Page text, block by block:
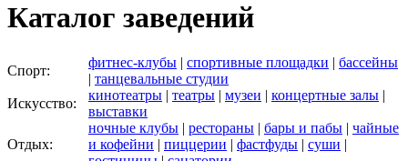
Каталог заведений
Спорт:
фитнес-клубы | спортивные площадки | бассейны
| танцевальные студии
Искусство:
кинотеатры | театры | музеи | концертные залы |
выставки
Отдых:
ночные клубы | рестораны | бары и пабы | чайные
и кофейни | пиццерии | фастфуды | суши |